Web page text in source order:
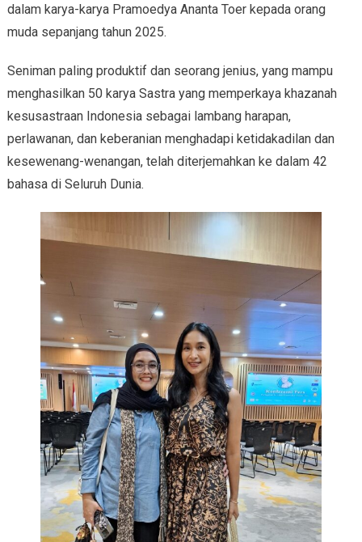
dalam karya-karya Pramoedya Ananta Toer kepada orang
muda sepanjang tahun 2025.
Seniman paling produktif dan seorang jenius, yang mampu
menghasilkan 50 karya Sastra yang memperkaya khazanah
kesusastraan Indonesia sebagai lambang harapan,
perlawanan, dan keberanian menghadapi ketidakadilan dan
kesewenang-wenangan, telah diterjemahkan ke dalam 42
bahasa di Seluruh Dunia.